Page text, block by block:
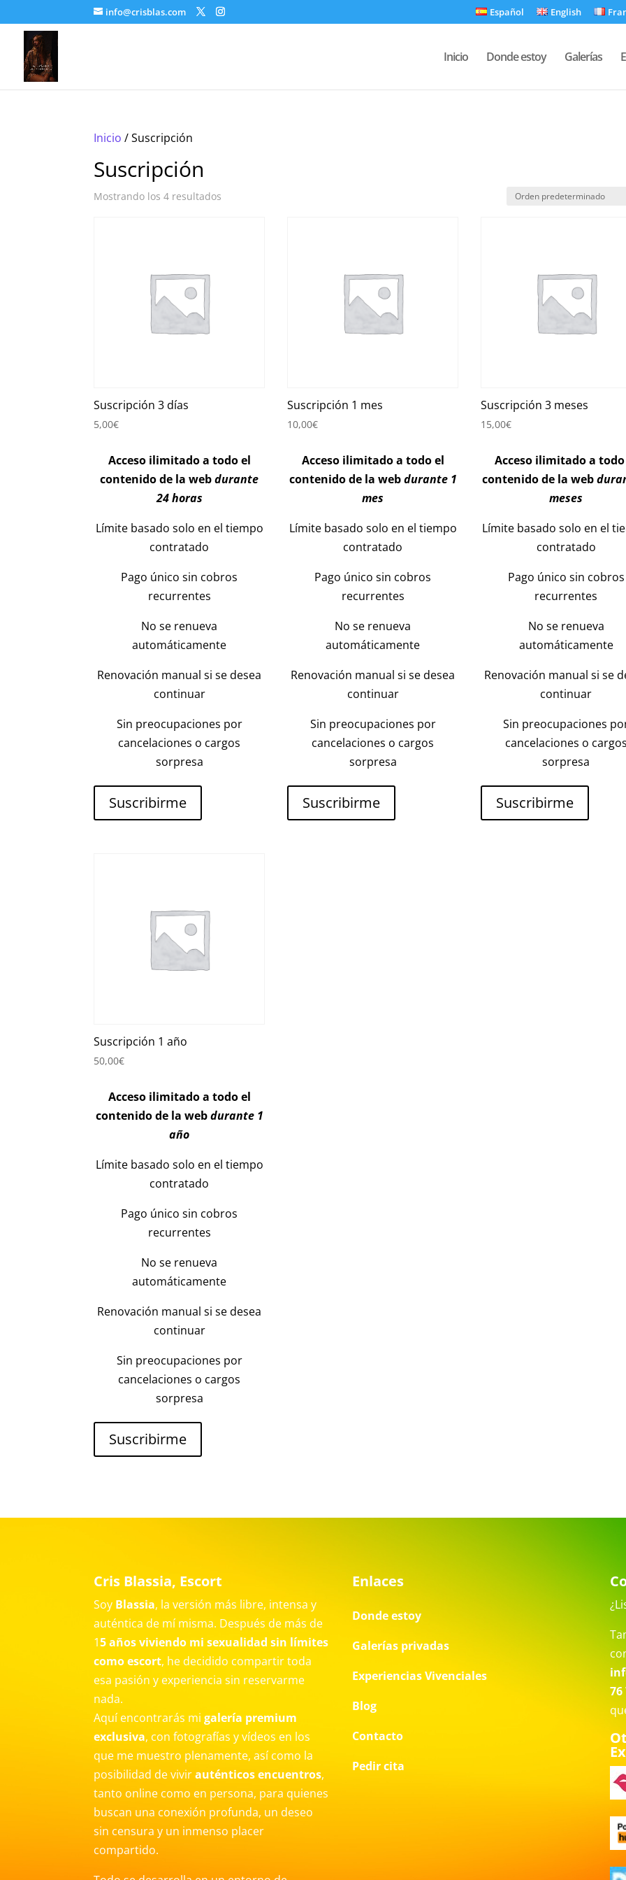
info@crisblas.com Español English
Inicio Donde estoy Galerías
Inicio / Suscripción
Suscripción
Mostrando los 4 resultados
Suscripción 3 días
5,00€
Acceso ilimitado a todo el
contenido de la webdurante
24 horas
Límite basado solo en el tiempo
contratado
Pago único sin cobros
recurrentes
No se renueva
automáticamente
Renovación manual si se desea
continuar
Sin preocupaciones por
cancelaciones o cargos
sorpresa
Suscribirme
Suscripción 1 mes
10,00€
Acceso ilimitado a todo el
contenido de la webdurante 1
mes
Límite basado solo en el tiempo
contratado
Pago único sin cobros
recurrentes
No se renueva
automáticamente
Renovación manual si se desea
continuar
Sin preocupaciones por
cancelaciones o cargos
sorpresa
Suscribirme
Suscripción 3 meses
15,00€
Acceso ilimitado a
contenido de la web
meses
Límite basado solo en el
contratado
Pago único sin cobros
recurrentes
No se renueva
automáticamente
Renovación manual si se
continuar
Sin preocupaciones
cancelaciones o cargos
sorpresa
Suscribirme
Suscripción 1 año
50,00€
Acceso ilimitado a todo el
contenido de la webdurante 1
año
Límite basado solo en el tiempo
contratado
Pago único sin cobros
recurrentes
No se renueva
automáticamente
Renovación manual si se desea
continuar
Sin preocupaciones por
cancelaciones o cargos
sorpresa
Suscribirme
Cris Blassia, Escort
Soy Blassia, la versión más libre, intensa y
auténtica de mí misma. Después de más de
15 años viviendo mi sexualidad sin límites
como escort, he decidido compartir toda
esa pasión y experiencia sin reservarme
nada.
Aquí encontrarás migalería premium
exclusiva, con fotografías y vídeos en los
que me muestro plenamente, así como la
posibilidad de vivirauténticos encuentros,
tanto online como en persona, para quienes
buscan una conexión profunda, un deseo
sin censura y un inmenso placer
compartido.
Enlaces
Donde estoy
Galerías privadas
Experiencias Vivenciales
Blog
Contacto
Pedir cita
76